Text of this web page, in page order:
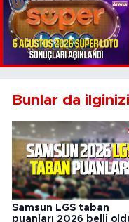
Bunlar da
Samsun LGS taban
puanları 2026 belli